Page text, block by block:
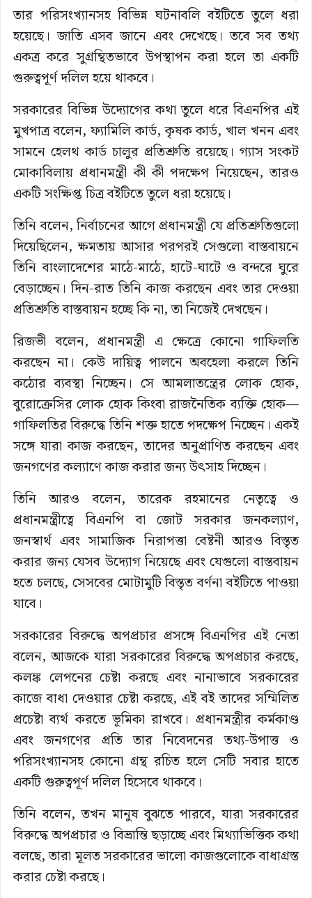
তার পরিসংখ্যানসহ বিভিন্ন ঘটনাবলি বইটিতে তুলে ধরা
হয়েছে। জাতি এসব জানে এবং দেখেছে। তবে সব তথ্য
একত্র করে সুগ্রন্থিতভাবে উপস্থাপন করা হলে তা একটি
গুরুত্বপূর্ণ দলিল হয়ে থাকবে।
সরকারের বিভিন্ন উদ্যোগের কথা তুলে ধরে বিএনপির এই
মুখপাত্র বলেন, ফ্যামিলি কার্ড, কৃষক কার্ড, খাল খনন এবং
সামনে হেলথ কার্ড চালুর প্রতিশ্রুতি রয়েছে। গ্যাস সংকট
মোকাবিলায় প্রধানমন্ত্রী কী কী পদক্ষেপ নিয়েছেন, তারও
একটি সংক্ষিপ্ত চিত্র বইটিতে তুলে ধরা হয়েছে।
তিনি বলেন, নির্বাচনের আগে প্রধানমন্ত্রী যে প্রতিশ্রুতিগুলো
দিয়েছিলেন, ক্ষমতায় আসার পরপরই সেগুলো বাস্তবায়নে
তিনি বাংলাদেশের মাঠে-মাঠে, হাটে-ঘাটে ও বন্দরে ঘুরে
বেড়াচ্ছেন। দিন-রাত তিনি কাজ করছেন এবং তার দেওয়া
প্রতিশ্রুতি বাস্তবায়ন হচ্ছে কি না, তা নিজেই দেখছেন।
রিজভী বলেন, প্রধানমন্ত্রী এ ক্ষেত্রে কোনো গাফিলতি
করছেন না। কেউ দায়িত্ব পালনে অবহেলা করলে তিনি
কঠোর ব্যবস্থা নিচ্ছেন। সে আমলাতন্ত্রের লোক হোক,
বুরোক্রেসির লোক হোক কিংবা রাজনৈতিক ব্যক্তি হোক—
গাফিলতির বিরুদ্ধে তিনি শক্ত হাতে পদক্ষেপ নিচ্ছেন। একই
সঙ্গে যারা কাজ করছেন, তাদের অনুপ্রাণিত করছেন এবং
জনগণের কল্যাণে কাজ করার জন্য উৎসাহ দিচ্ছেন।
তিনি আরও বলেন, তারেক রহমানের নেতৃত্বে ও
প্রধানমন্ত্রীত্বে বিএনপি বা জোট সরকার জনকল্যাণ,
জনস্বার্থ এবং সামাজিক নিরাপত্তা বেষ্টনী আরও বিস্তৃত
করার জন্য যেসব উদ্যোগ নিয়েছে এবং যেগুলো বাস্তবায়ন
হতে চলছে, সেসবের মোটামুটি বিস্তৃত বর্ণনা বইটিতে পাওয়া
যাবে।
সরকারের বিরুদ্ধে অপপ্রচার প্রসঙ্গে বিএনপির এই নেতা
বলেন, আজকে যারা সরকারের বিরুদ্ধে অপপ্রচার করছে,
কলঙ্ক লেপনের চেষ্টা করছে এবং নানাভাবে সরকারের
কাজে বাধা দেওয়ার চেষ্টা করছে, এই বই তাদের সম্মিলিত
প্রচেষ্টা ব্যর্থ করতে ভূমিকা রাখবে। প্রধানমন্ত্রীর কর্মকাণ্ড
এবং জনগণের প্রতি তার নিবেদনের তথ্য-উপাত্ত ও
পরিসংখ্যানসহ কোনো গ্রন্থ রচিত হলে সেটি সবার হাতে
একটি গুরুত্বপূর্ণ দলিল হিসেবে থাকবে।
তিনি বলেন, তখন মানুষ বুঝতে পারবে, যারা সরকারের
বিরুদ্ধে অপপ্রচার ও বিভ্রান্তি ছড়াচ্ছে এবং মিথ্যাভিত্তিক কথা
বলছে, তারা মূলত সরকারের ভালো কাজগুলোকে বাধাগ্রস্ত
করার চেষ্টা করছে।